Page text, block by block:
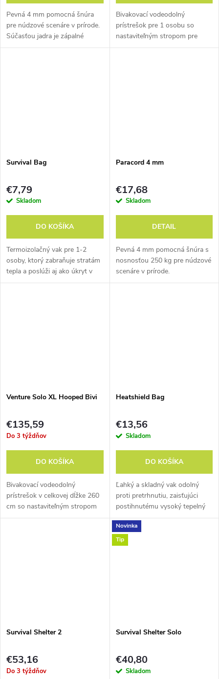
Pevná 4 mm pomocná šnúra
pre núdzové scenáre v prírode.
Súčasťou jadra je zápalné
vlákno, improvizovaný vlasec na
Bivakovací vodeodolný
prístrešok pre 1 osobu so
nastaviteľným stropom pre
všetkých outdoorových
Survival Bag
€7,79
Skladom
DO KOŠÍKA
Termoizolačný vak pre 1-2
osoby, ktorý zabraňuje stratám
tepla a poslúži aj ako úkryt v
prípade núdze.
Paracord 4 mm
€17,68
Skladom
DETAIL
Pevná 4 mm pomocná šnúra s
nosnosťou 250 kg pre núdzové
scenáre v prírode.
Venture Solo XL Hooped Bivi
€135,59
Do 3 týždňov
DO KOŠÍKA
Bivakovací vodeodolný
prístrešok v celkovej dĺžke 260
cm so nastaviteľným stropom
pre všetkých outdoorových
Heatshield Bag
€13,56
Skladom
DO KOŠÍKA
Ľahký a skladný vak odolný
proti pretrhnutiu, zaisťujúci
postihnutému vysoký tepelný
komfort. Odráža späť k telu
viac ako 90% telesného tepla.
Survival Shelter 2
€53,16
Do 3 týždňov
Novinka
Tip
Survival Shelter Solo
€40,80
Skladom